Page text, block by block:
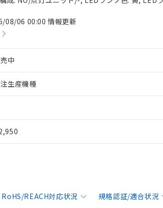
08/06 00:00 情報更新
中
生産機種
RoHS/REACH対応状況 規格認証/適合状況